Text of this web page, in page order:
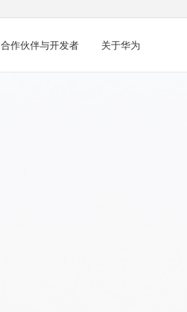
合作伙伴与开发者 关于华为